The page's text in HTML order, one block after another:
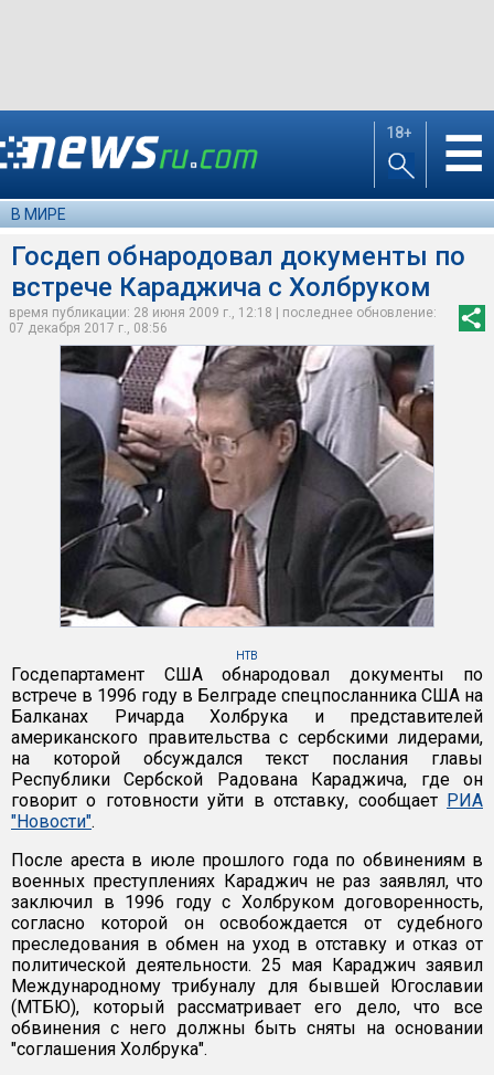
18+ ☰
В МИРЕ
Госдеп обнародовал документы по
встрече Караджича с Холбруком
время публикации: 28 июня 2009 г., 12:18 | последнее обновление:
07 декабря 2017 г., 08:56
НТВ
Госдепартамент США обнародовал документы по
встрече в 1996 году в Белграде спецпосланника США на
Балканах Ричарда Холбрука и представителей
американского правительства с сербскими лидерами,
на которой обсуждался текст послания главы
Республики Сербской Радована Караджича, где он
говорит о готовности уйти в отставку, сообщает РИА
"Новости".
После ареста в июле прошлого года по обвинениям в
военных преступлениях Караджич не раз заявлял, что
заключил в 1996 году с Холбруком договоренность,
согласно которой он освобождается от судебного
преследования в обмен на уход в отставку и отказ от
политической деятельности. 25 мая Караджич заявил
Международному трибуналу для бывшей Югославии
(МТБЮ), который рассматривает его дело, что все
обвинения с него должны быть сняты на основании
"соглашения Холбрука".